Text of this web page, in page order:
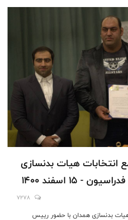
انتخابات هیات بدنسازی
15 اسفند 1400
7278
بدنسازی همدان با حضور رییس